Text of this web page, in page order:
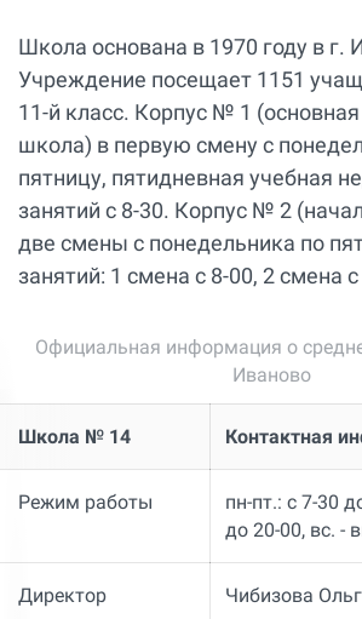
Школа основана в 1970 году в г.
Учреждение посещает 1151
11-й класс. Корпус № 1
школа) в первую смену с
пятницу, пятидневная учебная
занятий с 8-30. Корпус № 2
две смены с понедельника по
занятий: 1 смена с 8-00, 2 смена с
Официальная информация о
Иваново
Школа № 14 Контактная
Режим работы
пн-пт.: с 7-30
до 20-00, вс. -
Директор Чибизова